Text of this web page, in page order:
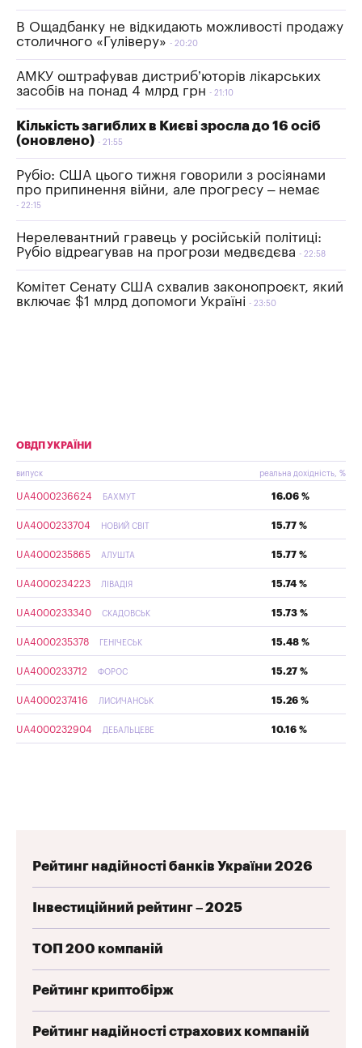
В Ощадбанку не відкидають можливості продажу
столичного «Гуліверу»
20:20
АМКУ оштрафував дистриб’юторів лікарських
засобів на понад 4 млрд грн
21:10
Кількість загиблих в Києві зросла до 16 осіб
(оновлено)
21:55
Рубіо: США цього тижня говорили з росіянами
про припинення війни, але прогресу – немає
22:15
Нерелевантний гравець у російській політиці:
Рубіо відреагував на прогрози медвєдєва
22:58
Комітет Сенату США схвалив законопроєкт, який
включає $1 млрд допомоги Україні
23:50
ОВДП УКРАЇНИ
випуск реальна дохідність, %
UA4000236624 БАХМУТ 16.06 %
UA4000233704 НОВИЙ СВІТ 15.77 %
UA4000235865 АЛУШТА 15.77 %
UA4000234223 ЛІВАДІЯ 15.74 %
UA4000233340 СКАДОВСЬК 15.73 %
UA4000235378 ГЕНІЧЕСЬК 15.48 %
UA4000233712 ФОРОС 15.27 %
UA4000237416 ЛИСИЧАНСЬК 15.26 %
UA4000232904 ДЕБАЛЬЦЕВЕ 10.16 %
Рейтинг надійності банків України 2026
Інвестиційний рейтинг – 2025
ТОП 200 компаній
Рейтинг криптобірж
Рейтинг надійності страхових компаній